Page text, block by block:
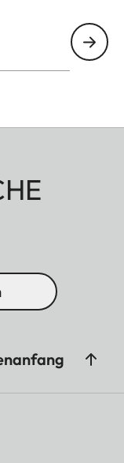
oder silber